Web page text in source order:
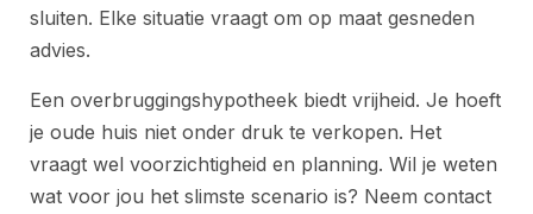
sluiten. Elke situatie vraagt om op maat gesneden
advies.
Een overbruggingshypotheek biedt vrijheid. Je hoeft
je oude huis niet onder druk te verkopen. Het
vraagt wel voorzichtigheid en planning. Wil je weten
wat voor jou het slimste scenario is? Neem contact